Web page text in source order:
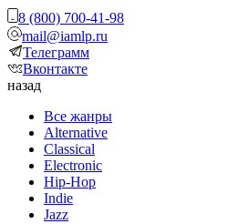
8 (800) 700-41-98
mail@iamlp.ru
Телеграмм
Вконтакте
назад
Все жанры
Alternative
Classical
Electronic
Hip-Hop
Indie
Jazz